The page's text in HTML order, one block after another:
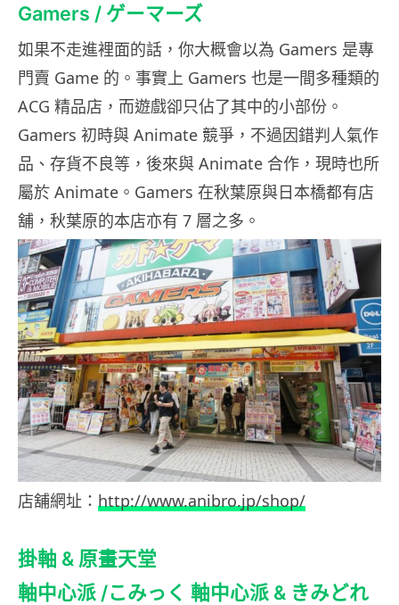
Gamers / ゲーマーズ
如果不走進裡面的話，你大概會以為 Gamers 是專
門賣 Game 的。事實上 Gamers 也是一間多種類的
ACG 精品店，而遊戲卻只佔了其中的小部份。
Gamers 初時與 Animate 競爭，不過因錯判人氣作
品、存貨不良等，後來與 Animate 合作，現時也所
屬於 Animate。Gamers 在秋葉原與日本橋都有店
舖，秋葉原的本店亦有 7 層之多。
店舖網址： http://www.anibro.jp/shop/
掛軸 & 原畫天堂
軸中心派 /こみっく 軸中心派 & きみどれ